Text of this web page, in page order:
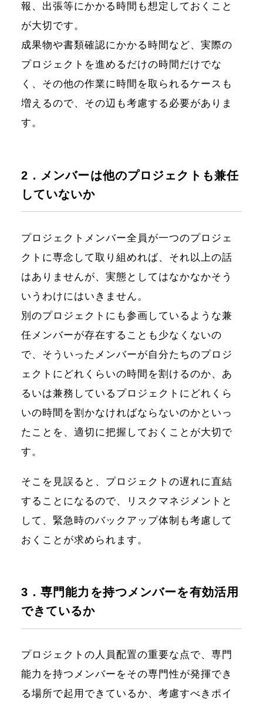
報、出張等にかかる時間も想定しておくこと
が大切です。
成果物や書類確認にかかる時間など、実際の
プロジェクトを進めるだけの時間だけでな
く、その他の作業に時間を取られるケースも
増えるので、その辺も考慮する必要がありま
す。
2．メンバーは他のプロジェクトも兼任
していないか
プロジェクトメンバー全員が一つのプロジェ
クトに専念して取り組めれば、それ以上の話
はありませんが、実態としてはなかなかそう
いうわけにはいきません。
別のプロジェクトにも参画しているような兼
任メンバーが存在することも少なくないの
で、そういったメンバーが自分たちのプロジ
ェクトにどれくらいの時間を割けるのか、あ
るいは兼務しているプロジェクトにどれくら
いの時間を割かなければならないのかといっ
たことを、適切に把握しておくことが大切で
す。
そこを見誤ると、プロジェクトの遅れに直結
することになるので、リスクマネジメントと
して、緊急時のバックアップ体制も考慮して
おくことが求められます。
3．専門能力を持つメンバーを有効活用
できているか
プロジェクトの人員配置の重要な点で、専門
能力を持つメンバーをその専門性が発揮でき
る場所で起用できているか、考慮すべきポイ